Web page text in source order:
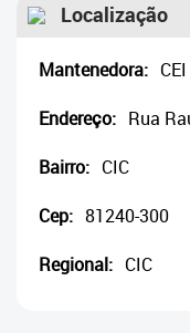
Localização
Mantenedora:
Endereço: Rua
Bairro: CIC
Cep: 81240-300
Regional: CIC